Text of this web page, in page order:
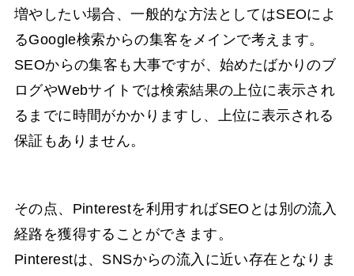
増やしたい場合、一般的な方法としてはSEOによ
るGoogle検索からの集客をメインで考えます。
SEOからの集客も大事ですが、始めたばかりのブ
ログやWebサイトでは検索結果の上位に表示され
るまでに時間がかかりますし、上位に表示される
保証もありません。
その点、Pinterestを利用すればSEOとは別の流入
経路を獲得することができます。
Pinterestは、SNSからの流入に近い存在となりま